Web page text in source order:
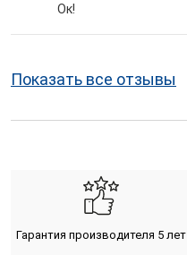
Ок!
Показать все отзывы
Гарантия производителя 5 лет